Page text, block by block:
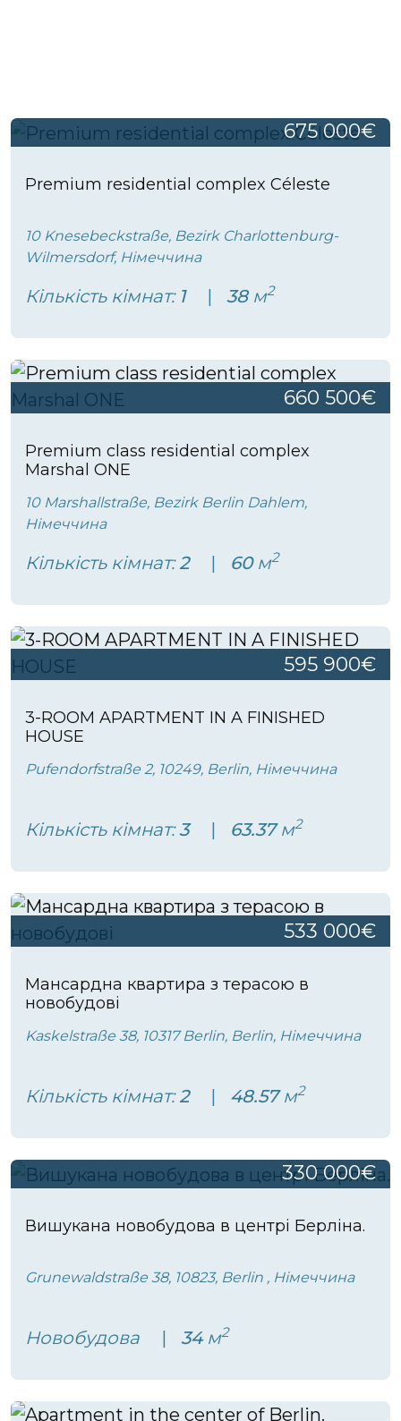
675 000€
Premium residential complex Céleste
10 Knesebeckstraße, Bezirk Charlottenburg-
Wilmersdorf, Німеччина
Кількість кімнат: 1 38м2
660 500€
Premium class residential complex
Marshal ONE
10 Marshallstraße, Bezirk Berlin Dahlem,
Німеччина
Кількість кімнат:2 60м2
595 900€
3-ROOM APARTMENT IN A FINISHED
HOUSE
Pufendorfstraße 2, 10249, Berlin, Німеччина
Кількість кімнат:3 63.37м2
533 000€
Мансардна квартира з терасою в
новобудові
Kaskelstraße 38, 10317 Berlin, Berlin, Німеччина
Кількість кімнат:2 48.57м2
330 000€
Вишукана новобудова в центрі Берліна.
Grunewaldstraße 38, 10823, Berlin , Німеччина
Новобудова 34м2